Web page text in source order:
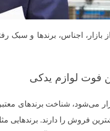
اجناس، برندها و سبک
می‌شود، شناخت برندهای
پرتیراژ مثل پراید، پژو، سمند، تیبا و